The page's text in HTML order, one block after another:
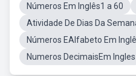
Números Em Inglês1 a 60
Atividade De Dias Da
Números EAlfabeto Em
Numeros DecimaisEm Ingles